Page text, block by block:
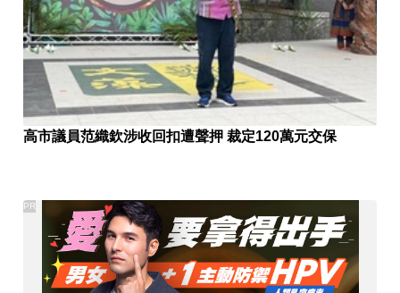
高市議員范織欽涉收回扣遭聲押 裁定120萬元交保
PR